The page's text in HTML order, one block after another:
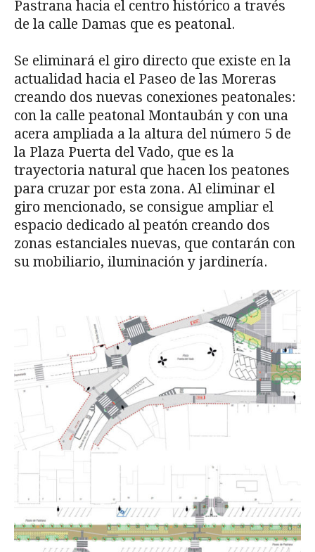
Pastrana hacia el centro histórico a través
de la calle Damas que es peatonal.
Se eliminará el giro directo que existe en la
actualidad hacia el Paseo de las Moreras
creando dos nuevas conexiones peatonales:
con la calle peatonal Montaubán y con una
acera ampliada a la altura del número 5 de
la Plaza Puerta del Vado, que es la
trayectoria natural que hacen los peatones
para cruzar por esta zona. Al eliminar el
giro mencionado, se consigue ampliar el
espacio dedicado al peatón creando dos
zonas estanciales nuevas, que contarán con
su mobiliario, iluminación y jardinería.